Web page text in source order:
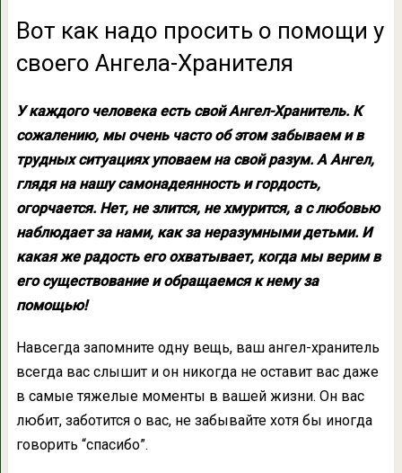
Вот как надо просить о помощи у
своего Ангела-Хранителя
У каждого человека есть свой Ангел-Хранитель. К
сожалению, мы очень часто об этом забываем и в
трудных ситуациях уповаем на свой разум. А Ангел,
глядя на нашу самонадеянность и гордость,
огорчается. Нет, не злится, не хмурится, а с любовью
наблюдает за нами, как за неразумными детьми. И
какая же радость его охватывает, когда мы верим в
его существование и обращаемся к нему за
помощью!
Навсегда запомните одну вещь, ваш ангел-хранитель
всегда вас слышит и он никогда не оставит вас даже
в самые тяжелые моменты в вашей жизни. Он вас
любит, заботится о вас, не забывайте хотя бы иногда
говорить “спасибо”.